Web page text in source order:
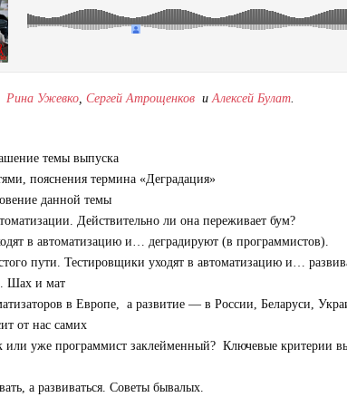
Рина Ужевко, Сергей Атрощенков иАлексей Булат.
темы выпуска
пояснения термина «Деградация»
данной темы
Действительно ли она переживает бум?
в автоматизацию и… деградируют (в программистов).
пути. Тестировщики уходят в автоматизацию и…
Шах и мат
в Европе, а развитие — в России, Беларуси,
от нас самих
уже программист заклейменный? Ключевые критерии
а развиваться. Советы бывалых.